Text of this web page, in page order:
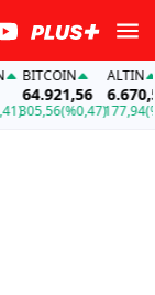
64.921,56
(%0,47)
ALTIN
6.670,53
177,94